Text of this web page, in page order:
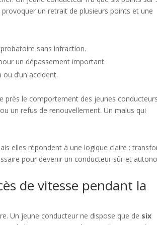
un retrait de plusieurs points et une
sans infraction.
un dépassement important.
d’un accident.
près le comportement des jeunes
ou un refus de renouvellement. Un malus qui
elles répondent à une logique claire :
pour devenir un conducteur sûr et
de vitesse pendant la
Un jeune conducteur ne dispose que de six